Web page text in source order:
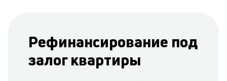
Рефинансирование под
залог квартиры